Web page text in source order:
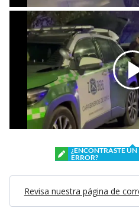
¿ENCONTRASTE UN
ERROR?
Revisa nuestra página de